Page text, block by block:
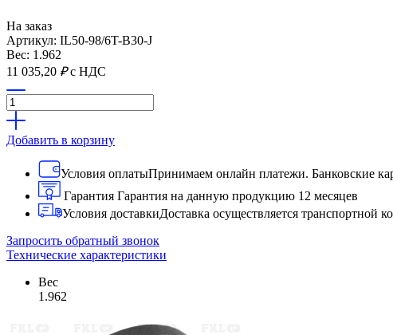
На заказ
Артикул: IL50-98/6T-B30-J
Вес: 1.962
11 035,20 ₽ с НДС
Добавить в корзину
Условия оплатыПринимаем онлайн платежи. Банковские
Гарантия Гарантия на данную продукцию 12 месяцев
Условия доставкиДоставка осуществляется транспортной
Запросить обратный звонок
Технические характеристики
Вес
1.962